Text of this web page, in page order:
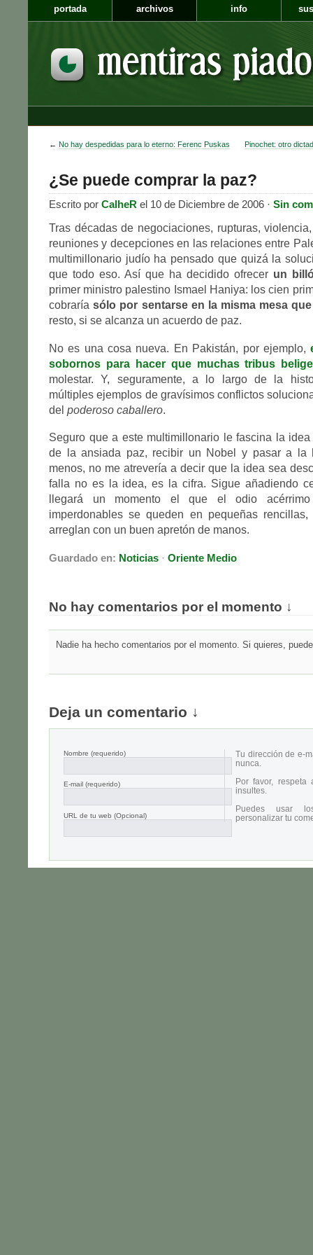
portada archivos info
← No hay despedidas para lo eterno: Ferenc Puskas Pinochet: otro
¿Se puede comprar la paz?
Escrito por CalheR el 10 de Diciembre de 2006 · Sin
Tras décadas de negociaciones, rupturas,
reuniones y decepciones en las relaciones entre
multimillonario judío ha pensado que quizá la
que todo eso. Así que ha decidido ofrecer un
primer ministro palestino Ismael Haniya: los cien
cobraríasólo por sentarse en la misma mesa
resto, si se alcanza un acuerdo de paz.
No es una cosa nueva. En Pakistán, por ejemplo,
sobornos para hacer que muchas tribus
molestar. Y, seguramente, a lo largo de la
múltiples ejemplos de gravísimos conflictos
del poderoso caballero.
Seguro que a este multimillonario le fascina la
de la ansiada paz, recibir un Nobel y pasar a la
menos, no me atrevería a decir que la idea sea
falla no es la idea, es la cifra. Sigue añadiendo
llegará un momento el que el odio
imperdonables se queden en pequeñas
arreglan con un buen apretón de manos.
Guardado en: Noticias · Oriente Medio
No hay comentarios por el momento ↓
Nadie ha hecho comentarios por el momento. Si quieres,
Deja un comentario ↓
Nombre (requerido)
E-mail (requerido)
URL de tu web (Opcional)
Tu dirección de e-
nunca.
Por favor,
insultes.
Puedes usar
personalizar tu